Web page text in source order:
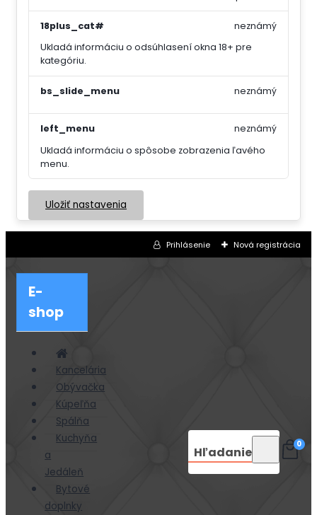
18plus_cat#
Ukladá informáciu o odsúhlasení okna 18+ pre
kategóriu.
neznámý
bs_slide_menu neznámý
left_menu
Ukladá informáciu o spôsobe zobrazenia ľavého
menu.
neznámý
Uložiť nastavenia
Prihlásenie Nová registrácia
E-
shop
Kancelária
Obývačka
Kúpeľňa
Spálňa
Kuchyňa
a
Jedáleň
Bytové
doplnky
Hľadanie 0